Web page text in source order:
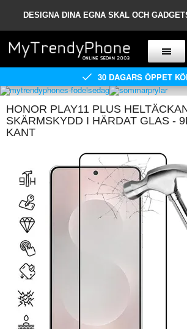
DESIGNA DINA EGNA SKAL OCH
30 DAGARS ÖPPET
HONOR PLAY11 PLUS
SKÄRMSKYDD I HÄRDAT GLAS -
KANT